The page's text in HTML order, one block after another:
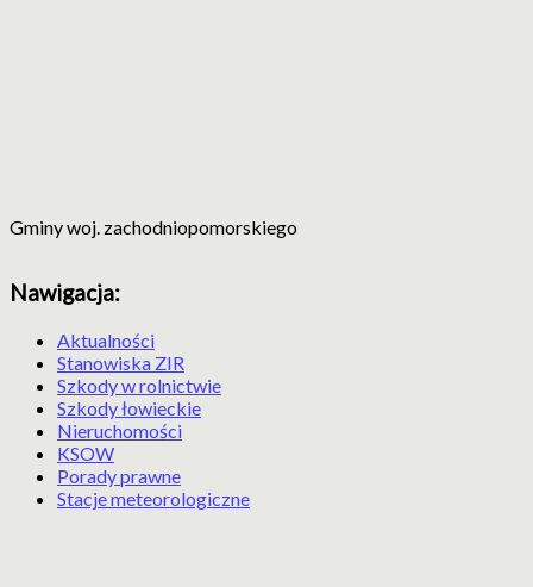
Gminy woj. zachodniopomorskiego
Nawigacja:
Aktualności
Stanowiska ZIR
Szkody w rolnictwie
Szkody łowieckie
Nieruchomości
KSOW
Porady prawne
Stacje meteorologiczne